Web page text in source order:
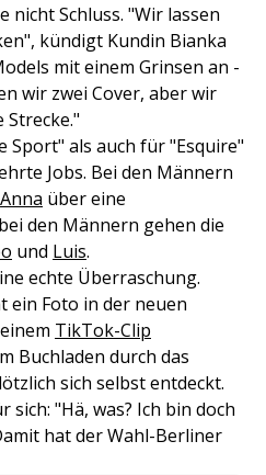
nicht Schluss. "Wir lassen
kündigt Kundin Bianka
mit einem Grinsen an -
wir zwei Cover, aber wir
Strecke."
Sport" als auch für "Esquire"
Jobs. Bei den Männern
Anna über eine
den Männern gehen die
und Luis.
echte Überraschung.
ein Foto in der neuen
TikTok-Clip
Buchladen durch das
sich selbst entdeckt.
"Hä, was? Ich bin doch
hat der Wahl-Berliner